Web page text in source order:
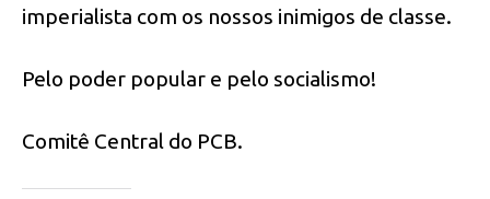
imperialista com os nossos inimigos de classe.
Pelo poder popular e pelo socialismo!
Comitê Central do PCB.